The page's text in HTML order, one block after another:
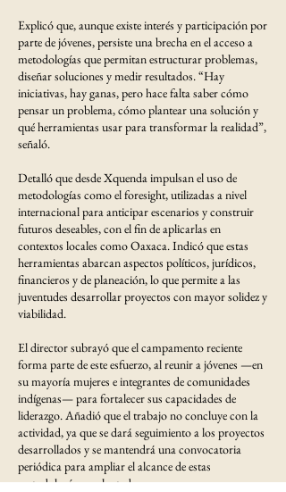
Explicó que, aunque existe interés y participación por
parte de jóvenes, persiste una brecha en el acceso a
metodologías que permitan estructurar problemas,
diseñar soluciones y medir resultados. “Hay
iniciativas, hay ganas, pero hace falta saber cómo
pensar un problema, cómo plantear una solución y
qué herramientas usar para transformar la realidad”,
señaló.
Detalló que desde Xquenda impulsan el uso de
metodologías como el foresight, utilizadas a nivel
internacional para anticipar escenarios y construir
futuros deseables, con el fin de aplicarlas en
contextos locales como Oaxaca. Indicó que estas
herramientas abarcan aspectos políticos, jurídicos,
financieros y de planeación, lo que permite a las
juventudes desarrollar proyectos con mayor solidez y
viabilidad.
El director subrayó que el campamento reciente
forma parte de este esfuerzo, al reunir a jóvenes —en
su mayoría mujeres e integrantes de comunidades
indígenas— para fortalecer sus capacidades de
liderazgo. Añadió que el trabajo no concluye con la
actividad, ya que se dará seguimiento a los proyectos
desarrollados y se mantendrá una convocatoria
periódica para ampliar el alcance de estas
metodologías en el estado.